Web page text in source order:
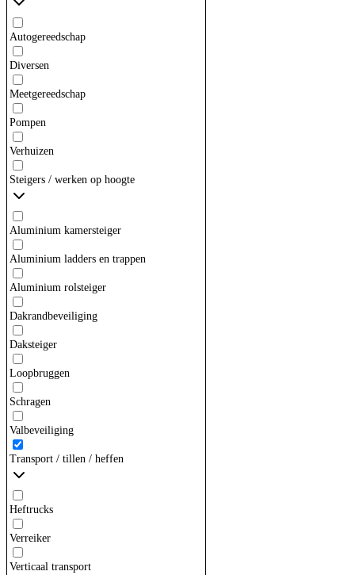
Autogereedschap
Diversen
Meetgereedschap
Pompen
Verhuizen
Steigers / werken op hoogte
Aluminium kamersteiger
Aluminium ladders en trappen
Aluminium rolsteiger
Dakrandbeveiliging
Daksteiger
Loopbruggen
Schragen
Valbeveiliging
Transport / tillen / heffen
Heftrucks
Verreiker
Verticaal transport